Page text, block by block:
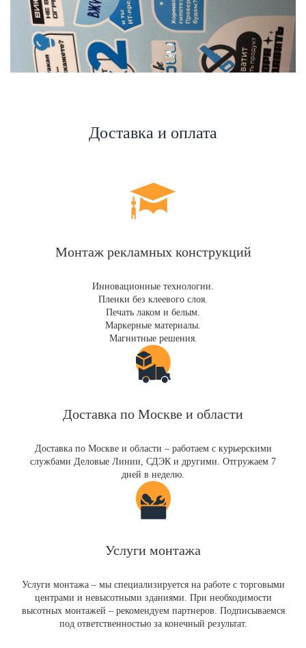
Доставка и оплата
Монтаж рекламных конструкций
Инновационные технологии.
Пленки без клеевого слоя.
Печать лаком и белым.
Маркерные материалы.
Магнитные решения.
Доставка по Москве и области
Доставка по Москве и области – работаем с курьерскими
службами Деловые Линии, СДЭК и другими. Отгружаем 7
дней в неделю.
Услуги монтажа
Услуги монтажа – мы специализируется на работе с торговыми
центрами и невысотными зданиями. При необходимости
высотных монтажей – рекомендуем партнеров. Подписываемся
под ответственностью за конечный результат.